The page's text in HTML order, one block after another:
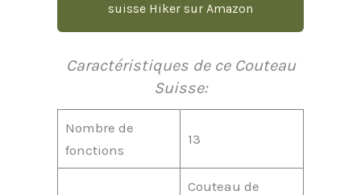
suisse Hiker sur Amazon
Caractéristiques de ce Couteau
Suisse:
Nombre de
fonctions
13
Couteau de